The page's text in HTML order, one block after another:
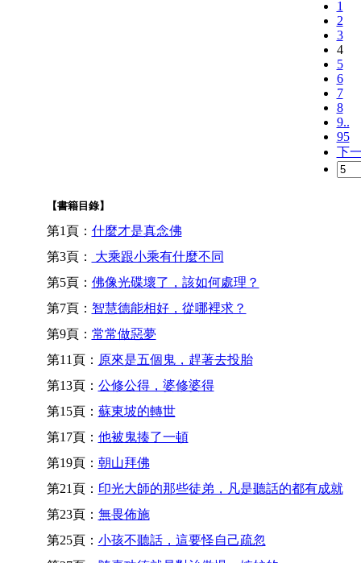
1
2
3
4
5
6
7
8
9..
95
下
【書籍目錄】
第1頁： 什麼才是真念佛
第3頁：
大乘跟小乘有什麼不同
第5頁： 佛像光碟壞了，該如何處理？
第7頁： 智慧德能相好，從哪裡求？
第9頁： 常常做惡夢
第11頁： 原來是五個鬼，趕著去投胎
第13頁： 公修公得，婆修婆得
第15頁： 蘇東坡的轉世
第17頁： 他被鬼揍了一頓
第19頁： 朝山拜佛
第21頁： 印光大師的那些徒弟，凡是聽話的都有成就
第23頁： 無畏佈施
第25頁： 小孩不聽話，這要怪自己疏忽